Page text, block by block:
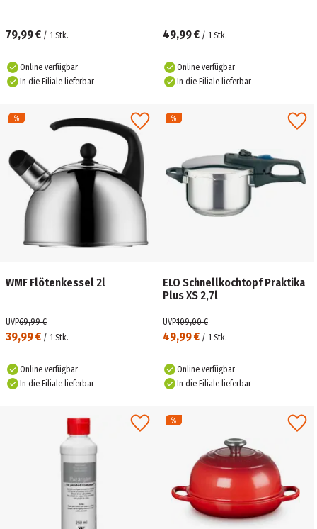
79,99 € / 1 Stk.
Online verfügbar
In die Filiale lieferbar
49,99 € / 1 Stk.
Online verfügbar
In die Filiale lieferbar
WMF Flötenkessel 2l
39,99 € / 1 Stk.
UVP69,99 €
Online verfügbar
In die Filiale lieferbar
ELO Schnellkochtopf Praktika
Plus XS 2,7l
49,99 € / 1 Stk.
UVP109,00 €
Online verfügbar
In die Filiale lieferbar